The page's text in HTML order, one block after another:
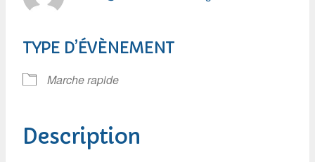
TYPE D’ÉVÈNEMENT
Marche rapide
Description